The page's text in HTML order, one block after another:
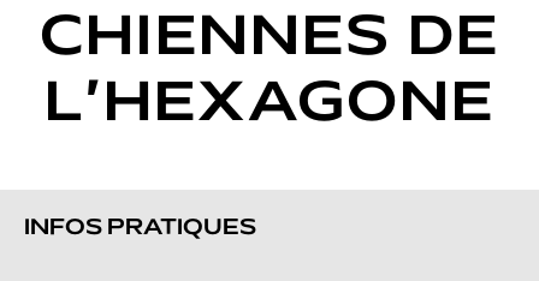
CHIENNES DE
L’HEXAGONE
INFOS PRATIQUES